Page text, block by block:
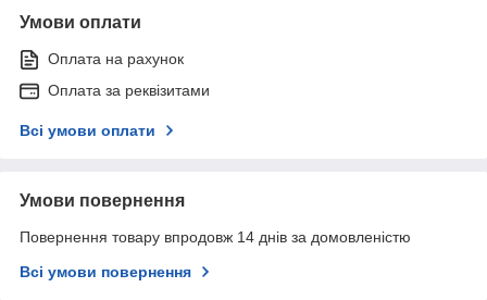
Умови оплати
Оплата на рахунок
Оплата за реквізитами
Всі умови оплати
Умови повернення
Повернення товару впродовж 14 днів за домовленістю
Всі умови повернення